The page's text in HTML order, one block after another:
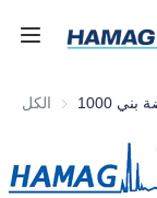
الكل
الرئيسية
معلومات عنا